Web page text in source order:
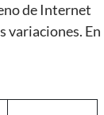
de Internet
variaciones. En